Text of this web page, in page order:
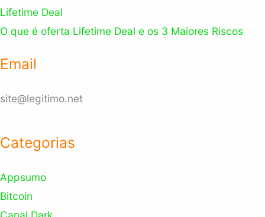
Lifetime Deal
O que é oferta Lifetime Deal e os 3 Maiores Riscos
Email
site@legitimo.net
Categorias
Appsumo
Bitcoin